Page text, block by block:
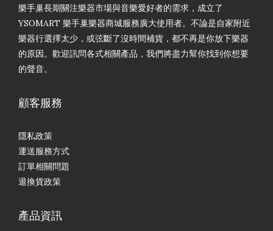
樂手巢長期關注樂器市場與音樂愛好者的需求，成立了
YSOMART 樂手巢樂器商城服務廣大使用者。不論是自家附近
樂器行選擇太少，或弦斷了沒時間補貨，都不再是你放下樂器
的原因。歡迎訊問各式相關產品，我們將盡力幫你找到你想要
的聲音。
顧客服務
隱私政策
運送服務方式
訂單相關問題
退換貨政策
產品資訊